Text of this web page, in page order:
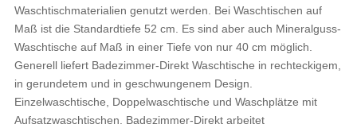
Waschtischmaterialien genutzt werden. Bei Waschtischen auf
Maß ist die Standardtiefe 52 cm. Es sind aber auch Mineralguss-
Waschtische auf Maß in einer Tiefe von nur 40 cm möglich.
Generell liefert Badezimmer-Direkt Waschtische in rechteckigem,
in gerundetem und in geschwungenem Design.
Einzelwaschtische, Doppelwaschtische und Waschplätze mit
Aufsatzwaschtischen. Badezimmer-Direkt arbeitet